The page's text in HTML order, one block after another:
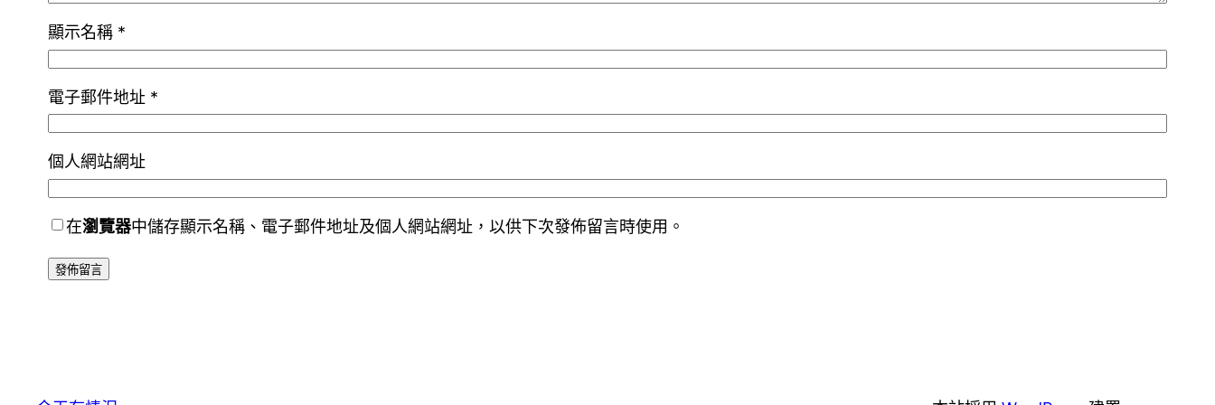
顯示名稱 *
電子郵件地址 *
個人網站網址
在瀏覽器中儲存顯示名稱、電子郵件地址及個人網站網址，以供下次發佈留言時使用。